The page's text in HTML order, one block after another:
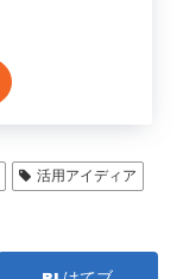
活用アイディア